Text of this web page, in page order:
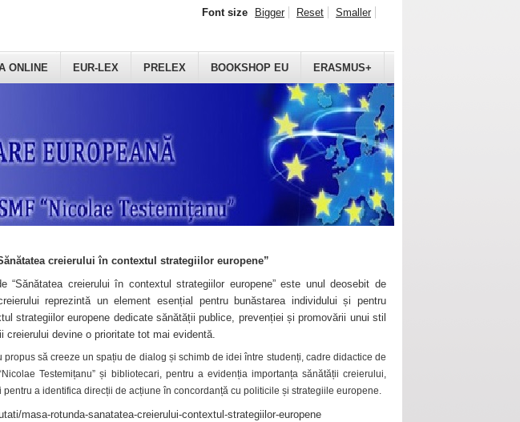
ONLINE EUR-LEX PRELEX BOOKSHOP EU ERASMUS+
Font size Bigger Reset Smaller
creierului în contextul strategiilor europene”
“Sănătatea creierului în contextul strategiilor europene” este unul deosebit de
reprezintă un element esențial pentru bunăstarea individului și pentru
strategiilor europene dedicate sănătății publice, prevenției și promovării unui stil
devine o prioritate tot mai evidentă.
să creeze un spațiu de dialog și schimb de idei între studenți, cadre didactice de
Testemițanu” și bibliotecari, pentru a evidenția importanța sănătății creierului,
a identifica direcții de acțiune în concordanță cu politicile și strategiile europene.
masa-rotunda-sanatatea-creierului-contextul-strategiilor-europene